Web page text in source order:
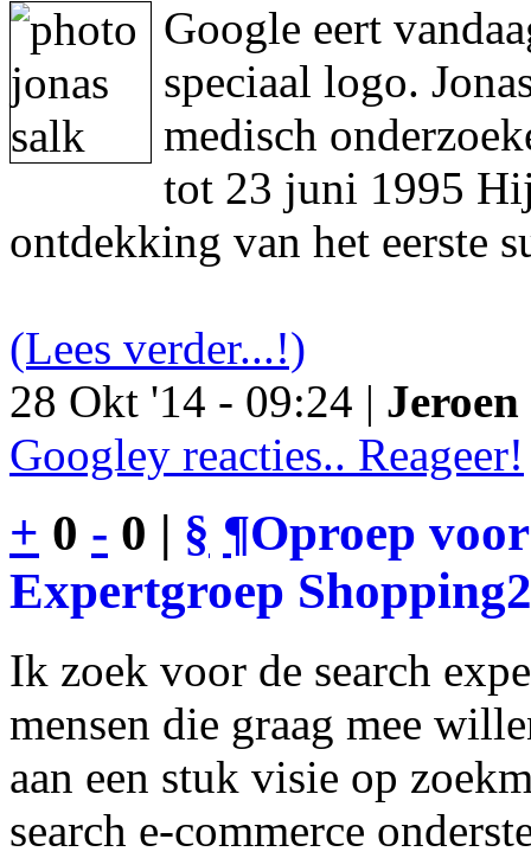
Google eert
speciaal logo.
medisch
tot 23 juni 1995
ontdekking van het eerste
(Lees verder...!)
28 Okt '14 - 09:24 |
Googley reacties.. Reageer!
+ 0 - 0 | § ¶Oproep
Expertgroep
Ik zoek voor de search
mensen die graag mee
aan een stuk visie op
search e-commerce